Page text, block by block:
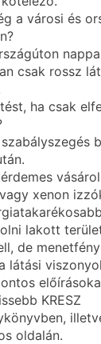
a városi és
csak rossz
ha csak
szabályszegés
xenon
lakott
de
látási
KRESZ
oldalán.